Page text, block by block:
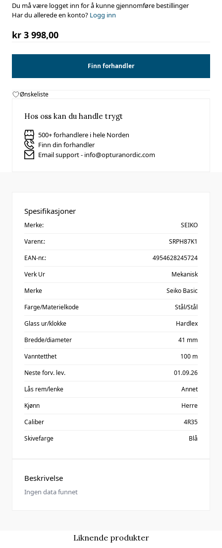
Du må være logget inn for å kunne gjennomføre bestillinger
Har du allerede en konto? Logg inn
kr 3 998,00
Finn forhandler
Ønskeliste
Hos oss kan du handle trygt
500+ forhandlere i hele Norden
Finn din forhandler
Email support - info@opturanordic.com
Beskrivelse
Ingen data funnet
Spesifikasjoner
Merke:
SEIKO
Varenr.:
SRPH87K1
EAN-nr.:
4954628245724
Verk Ur
Mekanisk
Merke
Seiko Basic
Farge/Materielkode
Stål/Stål
Glass ur/klokke
Hardlex
Bredde/diameter
41 mm
Vanntetthet
100 m
Neste forv. lev.
01.09.26
Lås rem/lenke
Annet
Kjønn
Herre
Caliber
4R35
Skivefarge
Blå
Liknende produkter